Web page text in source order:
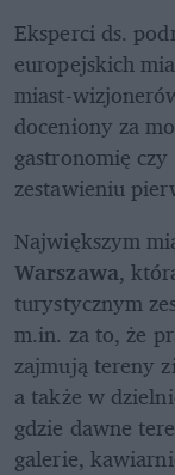
Eksperci ds.
europejskich
miast-
doceniony za
gastronomię
zestawieniu
Warszawa,
turystycznym
m.in. za to, że
zajmują tereny
a także w
gdzie dawne
galerie,